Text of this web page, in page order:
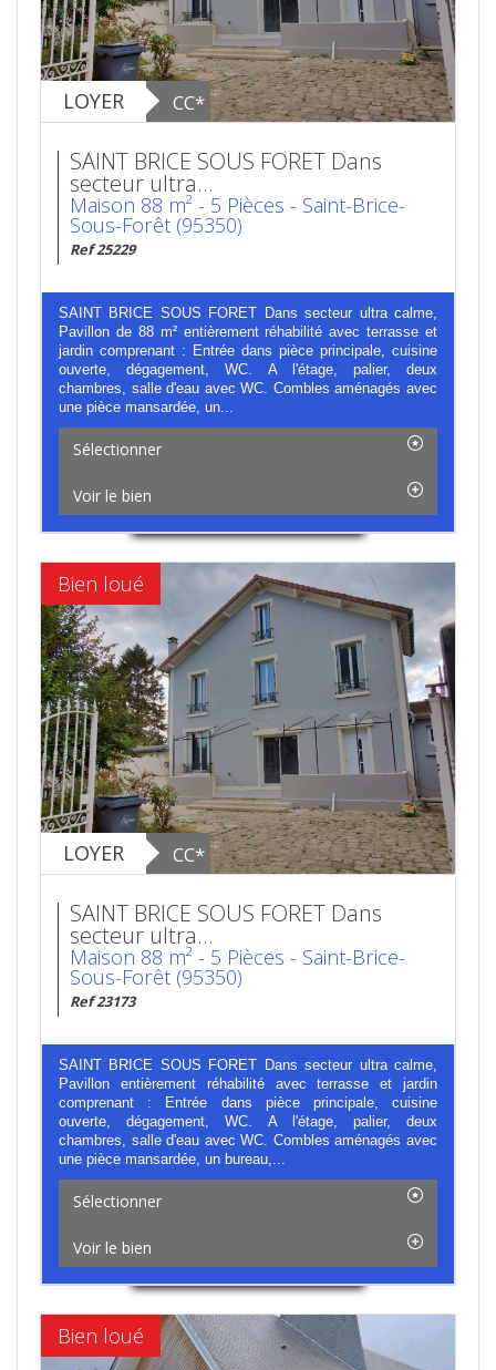
LOYER CC*
SAINT BRICE SOUS FORET Dans
secteur ultra...
Maison 88 m² - 5 Pièces - Saint-Brice-
Sous-Forêt (95350)
Ref 25229
SAINT BRICE SOUS FORET Dans secteur ultra calme,
Pavillon de 88 m² entièrement réhabilité avec terrasse et
jardin comprenant : Entrée dans pièce principale, cuisine
ouverte, dégagement, WC. A l'étage, palier, deux
chambres, salle d'eau avec WC. Combles aménagés avec
une pièce mansardée, un...
Sélectionner
Voir le bien
Bien loué
LOYER CC*
SAINT BRICE SOUS FORET Dans
secteur ultra...
Maison 88 m² - 5 Pièces - Saint-Brice-
Sous-Forêt (95350)
Ref 23173
SAINT BRICE SOUS FORET Dans secteur ultra calme,
Pavillon entièrement réhabilité avec terrasse et jardin
comprenant : Entrée dans pièce principale, cuisine
ouverte, dégagement, WC. A l'étage, palier, deux
chambres, salle d'eau avec WC. Combles aménagés avec
une pièce mansardée, un bureau,...
Sélectionner
Voir le bien
Bien loué